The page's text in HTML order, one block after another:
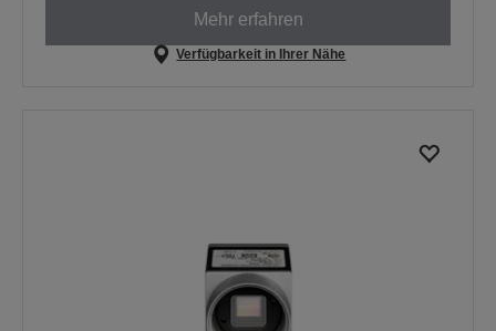
Mehr erfahren
Verfügbarkeit in Ihrer Nähe